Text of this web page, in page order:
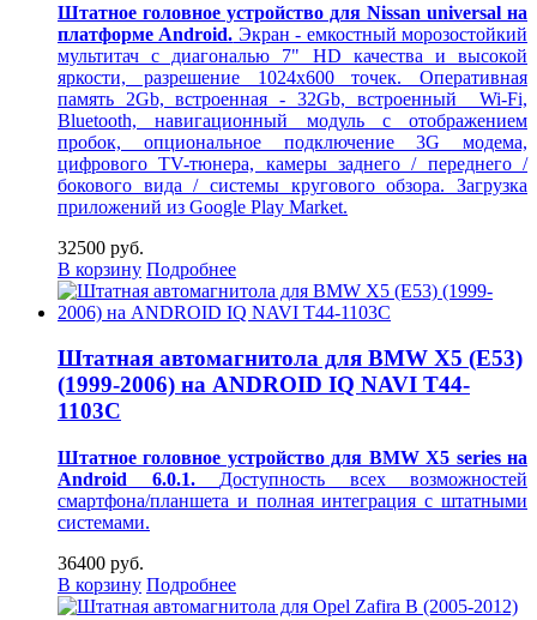
Штатное головное устройство для Nissan universal на
платформе Android. Экран - емкостный морозостойкий
мультитач с диагональю 7" HD качества и высокой
яркости, разрешение 1024х600 точек. Оперативная
память 2Gb, встроенная - 32Gb, встроенный Wi-Fi,
Bluetooth, навигационный модуль с отображением
пробок, опциональное подключение 3G модема,
цифрового TV-тюнера, камеры заднего / переднего /
бокового вида / системы кругового обзора. Загрузка
приложений из Google Play Market.
32500 руб.
В корзину Подробнее
Штатная автомагнитола для BMW X5 (E53)
(1999-2006) на ANDROID IQ NAVI T44-
1103C
Штатное головное устройство для BMW X5 series на
Android 6.0.1. Доступность всех возможностей
смартфона/планшета и полная интеграция с штатными
системами.
36400 руб.
В корзину Подробнее